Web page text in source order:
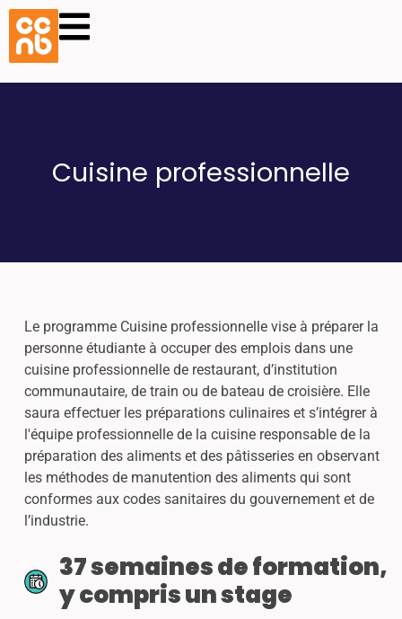
Cuisine professionnelle
Le programme Cuisine professionnelle vise à préparer la
personne étudiante à occuper des emplois dans une
cuisine professionnelle de restaurant, d’institution
communautaire, de train ou de bateau de croisière. Elle
saura effectuer les préparations culinaires et s’intégrer à
l'équipe professionnelle de la cuisine responsable de la
préparation des aliments et des pâtisseries en observant
les méthodes de manutention des aliments qui sont
conformes aux codes sanitaires du gouvernement et de
l’industrie.
37 semaines de formation,
y compris un stage